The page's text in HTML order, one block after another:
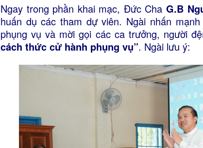
Ngay trong phần khai mạc, Đức Cha G.B
huấn dụ các tham dự viên. Ngài nhấn
phụng vụ và mời gọi các ca trưởng, người
cách thức cử hành phụng vụ”. Ngài lưu ý: